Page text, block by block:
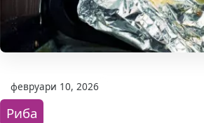
февруари 10, 2026
Риба